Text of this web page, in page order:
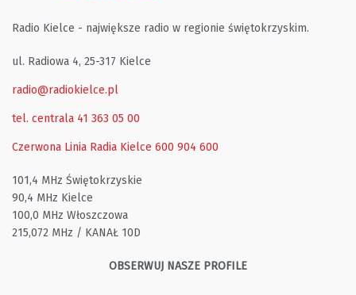
Radio Kielce - największe radio w regionie świętokrzyskim.
ul. Radiowa 4, 25-317 Kielce
radio@radiokielce.pl
tel. centrala 41 363 05 00
Czerwona Linia Radia Kielce 600 904 600
101,4 MHz Świętokrzyskie
90,4 MHz Kielce
100,0 MHz Włoszczowa
215,072 MHz / KANAŁ 10D
OBSERWUJ NASZE PROFILE